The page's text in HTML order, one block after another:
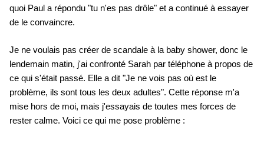
quoi Paul a répondu "tu n'es pas drôle" et a continué à essayer
de le convaincre.
Je ne voulais pas créer de scandale à la baby shower, donc le
lendemain matin, j'ai confronté Sarah par téléphone à propos de
ce qui s'était passé. Elle a dit "Je ne vois pas où est le
problème, ils sont tous les deux adultes". Cette réponse m'a
mise hors de moi, mais j'essayais de toutes mes forces de
rester calme. Voici ce qui me pose problème :